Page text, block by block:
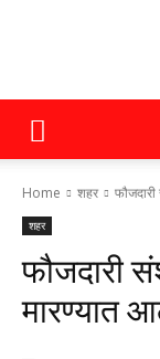
Home शहर
शहर
फौजदारी
मारण्यात